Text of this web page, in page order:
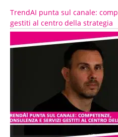
TrendAI punta sul canale:
gestiti al centro della strategia